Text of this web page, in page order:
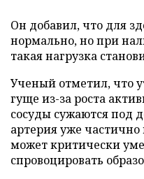
Он добавил, что для
нормально, но при
такая нагрузка
Ученый отметил, что
гуще из-за роста
сосуды сужаются под
артерия уже
может критически
спровоцировать